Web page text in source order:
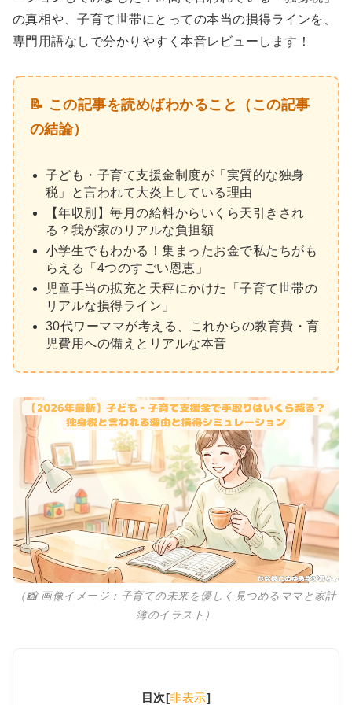
の真相や、子育て世帯にとっての本当の損得ラインを、
専門用語なしで分かりやすく本音レビューします！
📝 この記事を読めばわかること（この記事
の結論）
子ども・子育て支援金制度が「実質的な独身
税」と言われて大炎上している理由
【年収別】毎月の給料からいくら天引きされ
る？我が家のリアルな負担額
小学生でもわかる！集まったお金で私たちがも
らえる「4つのすごい恩恵」
児童手当の拡充と天秤にかけた「子育て世帯の
リアルな損得ライン」
30代ワーママが考える、これからの教育費・育
児費用への備えとリアルな本音
（📸 画像イメージ：子育ての未来を優しく見つめるママと家計
簿のイラスト）
目次[非表示]